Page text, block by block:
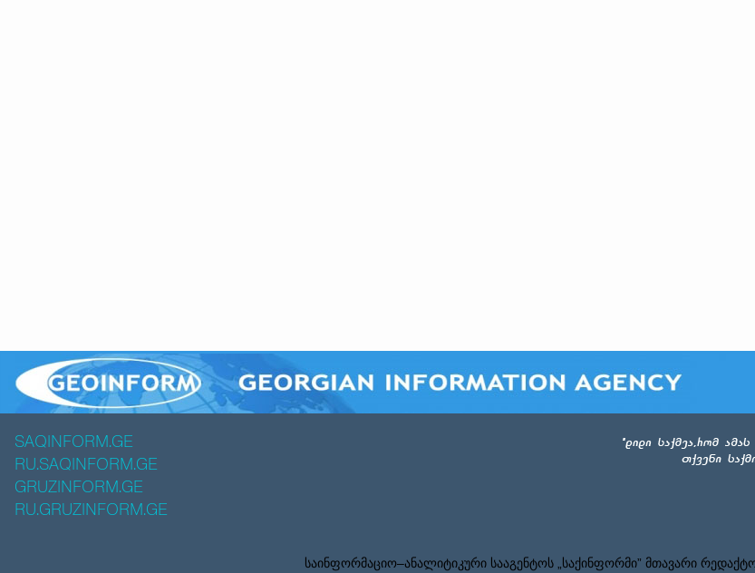
SAQINFORM.GE
RU.SAQINFORM.GE
GRUZINFORM.GE
RU.GRUZINFORM.GE
საინფორმაციო–ანალიტიკური სააგენტოს „საქინფორმი” მთავარი